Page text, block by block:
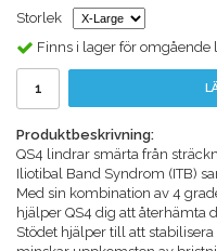
Storlek
Finns i lager för omgående
Produktbeskrivning:
QS4 lindrar smärta från
Iliotibal Band Syndrom (ITB)
Med sin kombination av 4
hjälper QS4 dig att återhämta
Stödet hjälper till att